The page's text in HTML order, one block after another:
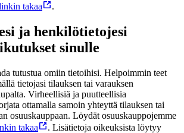
takaa .
ja henkilötietojesi
sinulle
tutustua omiin tietoihisi. Helpoimmin teet
tietojasi tilauksen tai varauksen
Virheellisiä ja puutteellisia
ottamalla samoin yhteyttä tilauksen tai
osuuskauppaan. Löydät osuuskauppojemme
takaa
. Lisätietoja oikeuksista löytyy